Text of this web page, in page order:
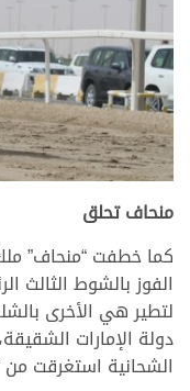
منحاف تحلق
كما خطفت “منحاف”
الفوز بالشوط الثالث
لتطير هي الأخرى
دولة الإمارات
الشحانية استغرقت من “منحاف”